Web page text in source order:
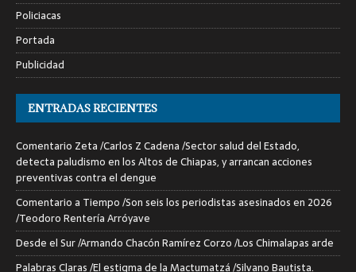
Policiacas
Portada
Publicidad
ENTRADAS RECIENTES
Comentario Zeta /Carlos Z Cadena /Sector salud del Estado,
detecta paludismo en los Altos de Chiapas, y arrancan acciones
preventivas contra el dengue
Comentario a Tiempo /Son seis los periodistas asesinados en 2026
/Teodoro Rentería Arróyave
Desde el Sur /Armando Chacón Ramírez Corzo /Los Chimalapas arde
Palabras Claras /El estigma de la Mactumatzá /Silvano Bautista.